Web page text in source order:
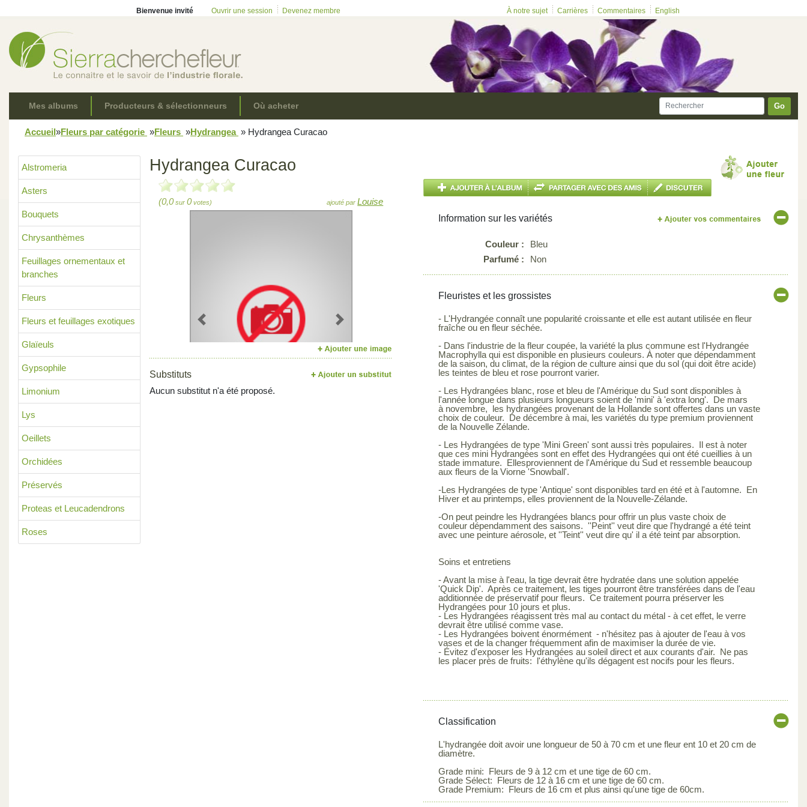
Bienvenue invité Ouvrir une session Devenez membre À notre sujet Carrières Commentaires English
Mes albums Producteurs & sélectionneurs Où acheter Go
Accueil»Fleurs par catégorie »Fleurs »Hydrangea » Hydrangea Curacao
Alstromeria
Asters
Bouquets
Chrysanthèmes
Feuillages ornementaux et
branches
Fleurs
Fleurs et feuillages exotiques
Glaïeuls
Gypsophile
Limonium
Lys
Oeillets
Orchidées
Préservés
Proteas et Leucadendrons
Roses
Hydrangea Curacao
(0,0sur 0votes) ajouté parLouise
Previous Next
Substituts
Aucun substitut n'a été proposé.
Information sur les variétés
Couleur :
Bleu
Parfumé :
Non
Fleuristes et les grossistes
- L'Hydrangée connaît une popularité croissante et elle est autant utilisée en fleur
fraîche ou en fleur séchée.
- Dans l'industrie de la fleur coupée, la variété la plus commune est l'Hydrangée
Macrophylla qui est disponible en plusieurs couleurs. À noter que dépendamment
de la saison, du climat, de la région de culture ainsi que du sol (qui doit être acide)
les teintes de bleu et rose pourront varier.
- Les Hydrangées blanc, rose et bleu de l'Amérique du Sud sont disponibles à
l'année longue dans plusieurs longueurs soient de 'mini' à 'extra long'. De mars
à novembre, les hydrangées provenant de la Hollande sont offertes dans un vaste
choix de couleur. De décembre à mai, les variétés du type premium proviennent
de la Nouvelle Zélande.
- Les Hydrangées de type 'Mini Green' sont aussi très populaires. Il est à noter
que ces mini Hydrangées sont en effet des Hydrangées qui ont été cueillies à un
stade immature. Ellesproviennent de l'Amérique du Sud et ressemble beaucoup
aux fleurs de la Viorne 'Snowball'.
-Les Hydrangées de type 'Antique' sont disponibles tard en été et à l'automne. En
Hiver et au printemps, elles proviennent de la Nouvelle-Zélande.
-On peut peindre les Hydrangées blancs pour offrir un plus vaste choix de
couleur dépendamment des saisons. ''Peint'' veut dire que l'hydrangé a été teint
avec une peinture aérosole, et ''Teint'' veut dire qu' il a été teint par absorption.
Soins et entretiens
- Avant la mise à l'eau, la tige devrait être hydratée dans une solution appelée
'Quick Dip'. Après ce traitement, les tiges pourront être transférées dans de l'eau
additionnée de préservatif pour fleurs. Ce traitement pourra préserver les
Hydrangées pour 10 jours et plus.
- Les Hydrangées réagissent très mal au contact du métal - à cet effet, le verre
devrait être utilisé comme vase.
- Les Hydrangées boivent énormément - n'hésitez pas à ajouter de l'eau à vos
vases et de la changer fréquemment afin de maximiser la durée de vie.
- Évitez d'exposer les Hydrangées au soleil direct et aux courants d'air. Ne pas
les placer près de fruits: l'éthylène qu'ils dégagent est nocifs pour les fleurs.
Classification
L'hydrangée doit avoir une longueur de 50 à 70 cm et une fleur ent 10 et 20 cm de
diamètre.
Grade mini: Fleurs de 9 à 12 cm et une tige de 60 cm.
Grade Sélect: Fleurs de 12 à 16 cm et une tige de 60 cm.
Grade Premium: Fleurs de 16 cm et plus ainsi qu'une tige de 60cm.